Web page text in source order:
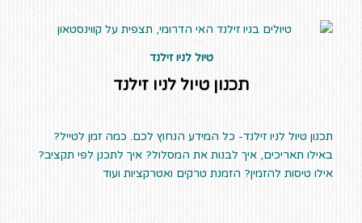
טיול לניו זילנד
תכנון טיול לניו זילנד
תכנון טיול לניו זילנד- כל המידע הנחוץ לכם. כמה זמן לטייל?
באילו תאריכים, איך לבנות את המסלול? איך לתכנן לפי תקציב?
אילו טיסות להזמין? הזמנת טרקים ואטרקציות ועוד